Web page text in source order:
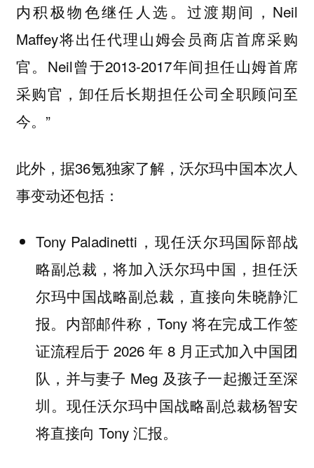
内积极物色继任人选。过渡期间，Neil
Maffey将出任代理山姆会员商店首席采购
官。Neil曾于2013-2017年间担任山姆首席
采购官，卸任后长期担任公司全职顾问至
今。”
此外，据36氪独家了解，沃尔玛中国本次人
事变动还包括：
Tony Paladinetti，现任沃尔玛国际部战
略副总裁，将加入沃尔玛中国，担任沃
尔玛中国战略副总裁，直接向朱晓静汇
报。内部邮件称，Tony 将在完成工作签
证流程后于 2026 年 8 月正式加入中国团
队，并与妻子 Meg 及孩子一起搬迁至深
圳。现任沃尔玛中国战略副总裁杨智安
将直接向 Tony 汇报。